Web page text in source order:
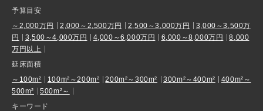
予算目安
～2,000万円
2,000～2,500万円 2,500～3,000万円
3,000～3,500万
円
3,500～4,000万円 4,000～6,000万円 6,000～8,000万円
8,000
万円以上
延床面積
～100m²
100m²～200m² 200m²～300m² 300m²～400m²
400m²～
500m²
500m²～
キーワード